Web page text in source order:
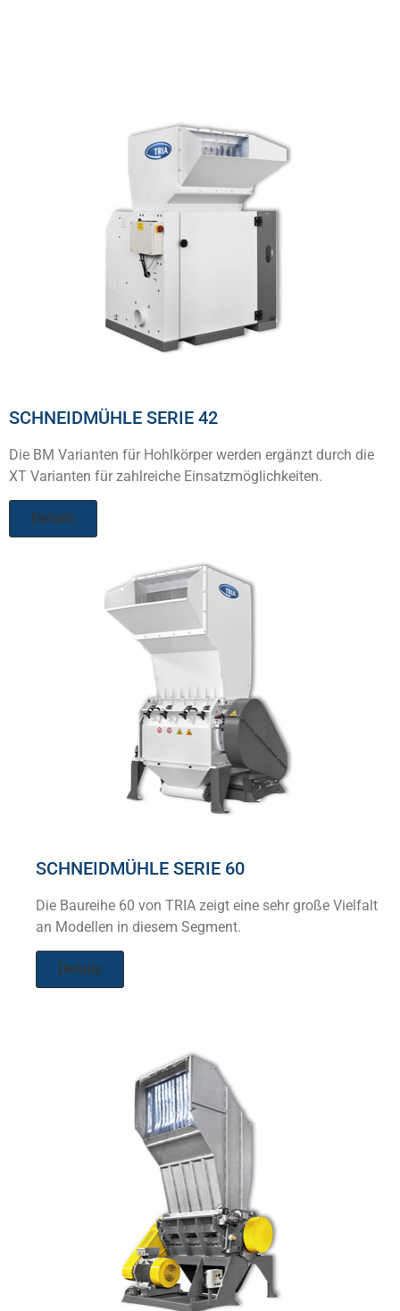
SCHNEIDMÜHLE SERIE 42
Die BM Varianten für Hohlkörper werden ergänzt durch die
XT Varianten für zahlreiche Einsatzmöglichkeiten.
Details
SCHNEIDMÜHLE SERIE 60
Die Baureihe 60 von TRIA zeigt eine sehr große Vielfalt
an Modellen in diesem Segment.
Details